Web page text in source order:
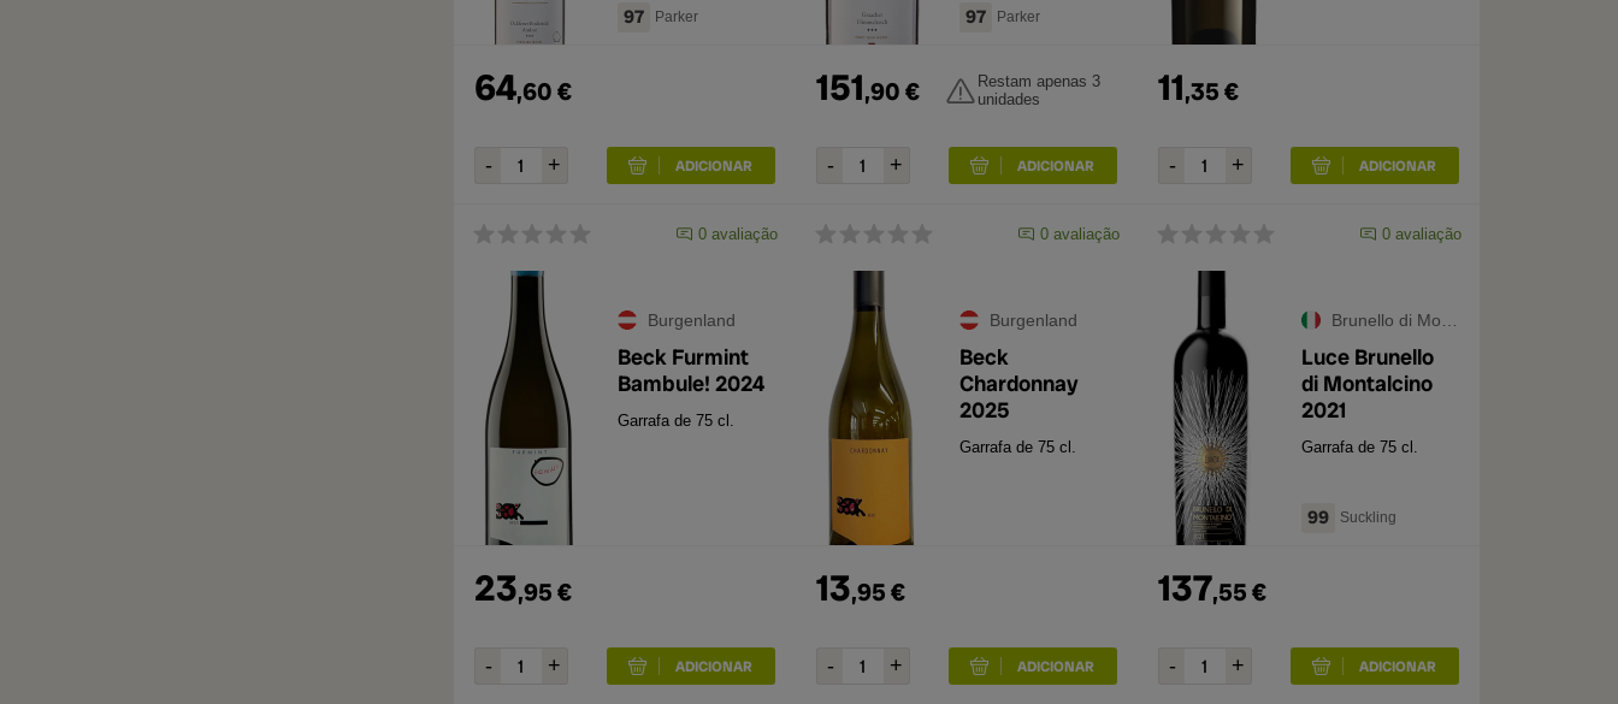
97 Parker
64,60€
0 avaliação
97 Parker
151,90€
Restam apenas 3
unidades
0 avaliação
11,35€
0 avaliação
Burgenland
Beck Furmint
Bambule! 2024
Garrafa de 75 cl.
23,95€
Burgenland
Beck
Chardonnay
2025
Garrafa de 75 cl.
13,95€
Brunello di Montalcino DOCG
Luce Brunello
di Montalcino
2021
Garrafa de 75 cl.
99 Suckling
137,55€